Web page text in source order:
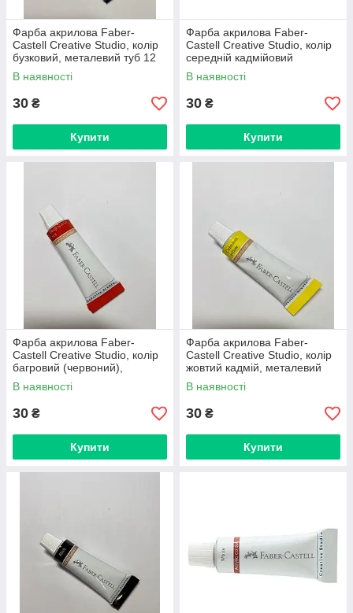
Фарба акрилова Faber-
Castell Creative Studio, колір
бузковий, металевий туб 12
мл
В наявності
30 ₴
Купити
Фарба акрилова Faber-
Castell Creative Studio, колір
середній кадмійовий
червоний, металевий туб 12
мл
В наявності
30 ₴
Купити
Фарба акрилова Faber-
Castell Creative Studio, колір
багровий (червоний),
металевий туб 12 мл
В наявності
30 ₴
Купити
Фарба акрилова Faber-
Castell Creative Studio, колір
жовтий кадмій, металевий
туб 12 мл
В наявності
30 ₴
Купити